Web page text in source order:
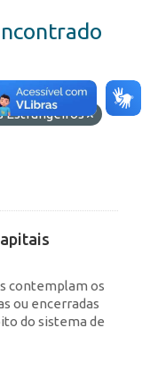
Estrangeiros
contemplam os
ou encerradas
do sistema de